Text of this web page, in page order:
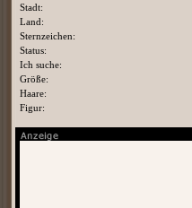
Stadt:
Land:
Sternzeichen:
Status:
Ich suche:
Größe:
Haare:
Figur: